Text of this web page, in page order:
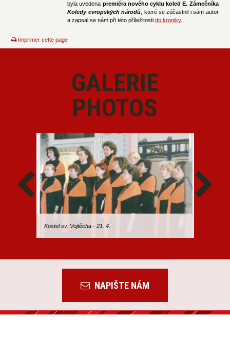
byla uvedena premiéra nového cyklu koled E. Zámečníka
Koledy evropských národů , které se zúčastnil i sám autor
a zapsal se nám při této příležitostido kroniky.
Imprimer cette page
GALERIE
PHOTOS
Kostel sv. Vojtěcha - 21. 4.
NAPIŠTE NÁM